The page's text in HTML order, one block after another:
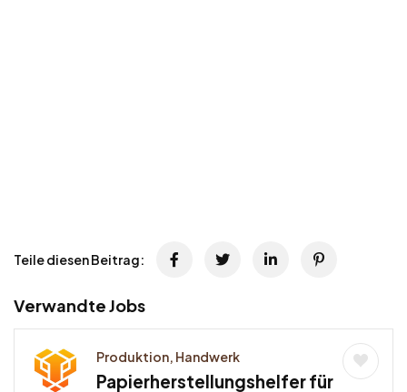
Teile diesen Beitrag:
Verwandte Jobs
Produktion, Handwerk
Papierherstellungshelfer für